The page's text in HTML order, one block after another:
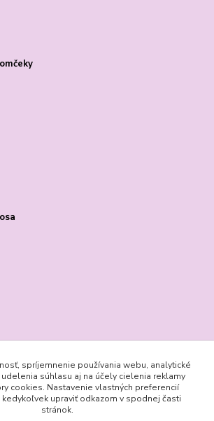
spríjemnenie používania webu, analytické
súhlasu aj na účely cielenia reklamy
cookies. Nastavenie vlastných preferencií
upraviť odkazom v spodnej časti
stránok.